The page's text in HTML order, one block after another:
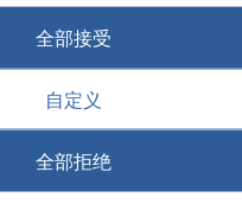
全部接受
自定义
全部拒绝